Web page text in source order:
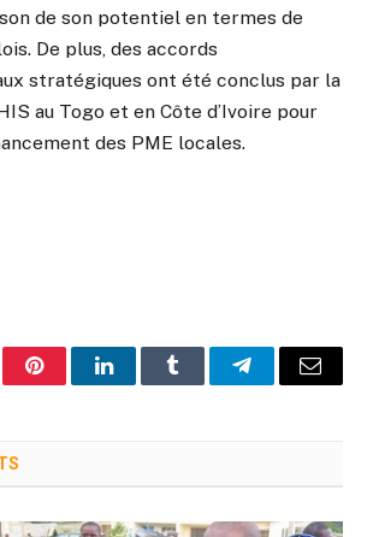
de son potentiel en termes de
De plus, des accords
stratégiques ont été conclus par la
au Togo et en Côte d’Ivoire pour
des PME locales.
PinterestLinkedInTumblr TelegramEmail